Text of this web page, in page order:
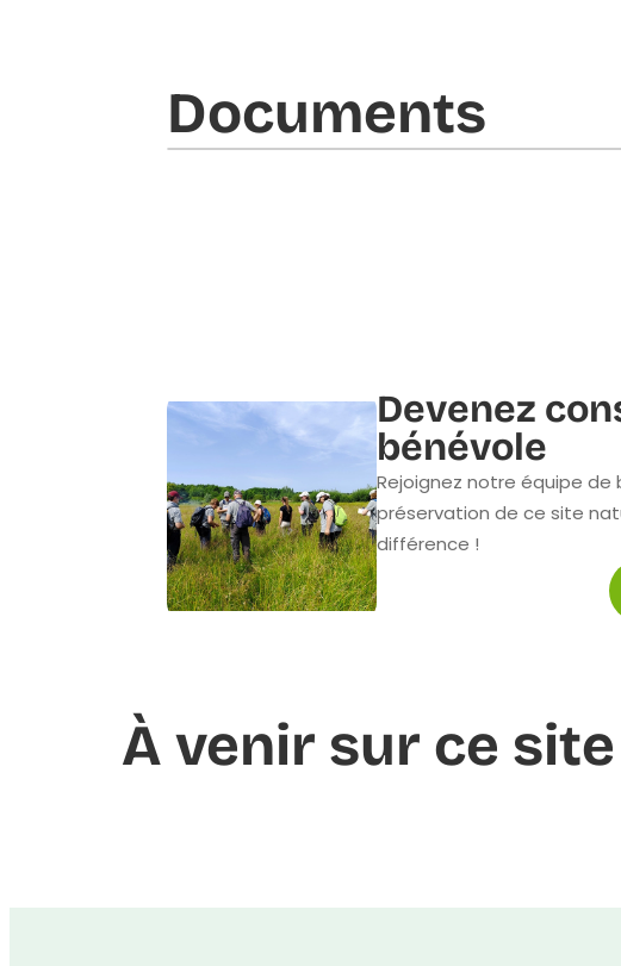
Documents​
Devenez
bénévole
Rejoignez notre équipe de
préservation de ce site
différence !
À venir sur ce